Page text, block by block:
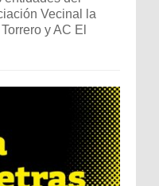
Vecinal la
y AC El